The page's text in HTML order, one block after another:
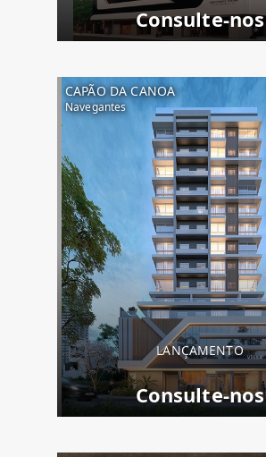
Consulte-nos
CAPÃO DA CANOA
Navegantes
LANÇAMENTO
Consulte-nos